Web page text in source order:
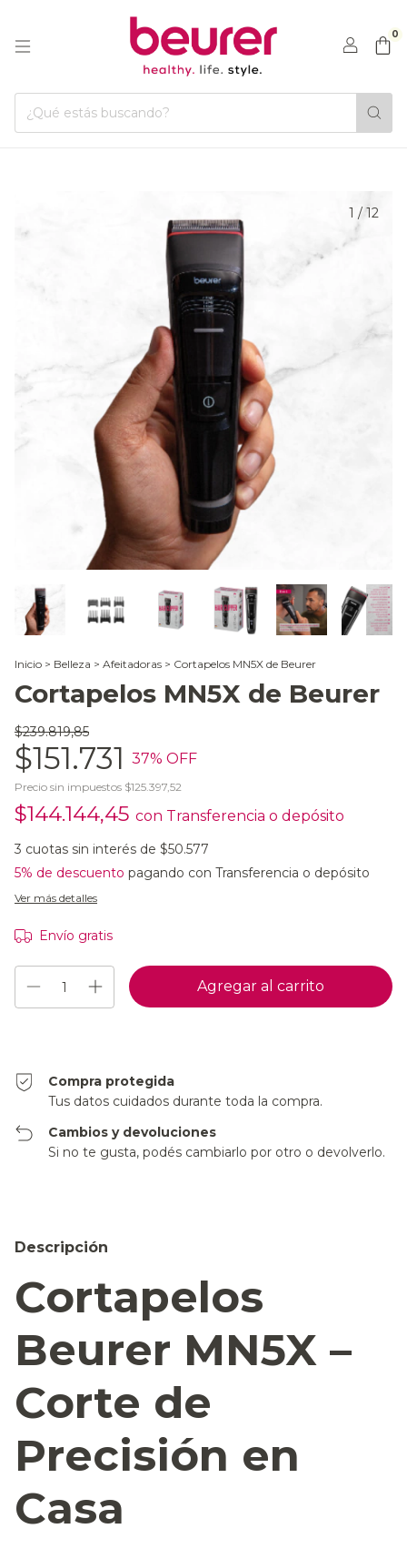
0
1 / 12
Inicio > Belleza > Afeitadoras > Cortapelos MN5X de Beurer
Cortapelos MN5X de Beurer
$239.819,85
$151.731 37% OFF
Precio sin impuestos $125.397,52
$144.144,45 con Transferencia o depósito
3 cuotas sin interés de $50.577
5% de descuento pagando con Transferencia o depósito
Ver más detalles
Envío gratis
Compra protegida
Tus datos cuidados durante toda la compra.
Cambios y devoluciones
Si no te gusta, podés cambiarlo por otro o devolverlo.
Descripción
Cortapelos
Beurer MN5X –
Corte de
Precisión en
Casa